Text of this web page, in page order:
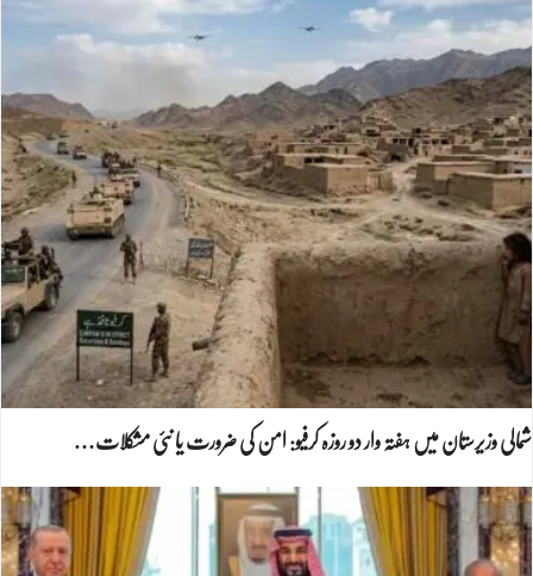
شمالی وزیرستان میں ہفتہ وار دو روزہ کرفیو: امن کی ضرورت یا نئی مشکلات…